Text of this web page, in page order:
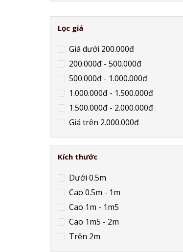
Lọc giá
Giá dưới 200.000đ
200.000đ - 500.000đ
500.000đ - 1.000.000đ
1.000.000đ - 1.500.000đ
1.500.000đ - 2.000.000đ
Giá trên 2.000.000đ
Kích thước
Dưới 0.5m
Cao 0.5m - 1m
Cao 1m - 1m5
Cao 1m5 - 2m
Trên 2m